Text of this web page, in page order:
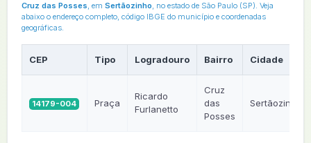
Cruz das Posses, em Sertãozinho, no estado de São Paulo (SP). Veja
abaixo o endereço completo, código IBGE do município e coordenadas
geográficas.
CEP Tipo Logradouro Bairro Cidade
14179-004 Praça
Ricardo
Furlanetto
Cruz
das
Posses
Sertãozinho